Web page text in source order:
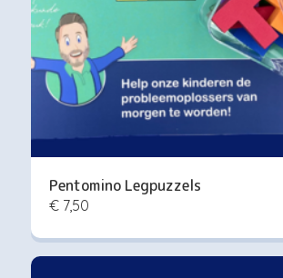
Pentomino Legpuzzels
€ 7,50